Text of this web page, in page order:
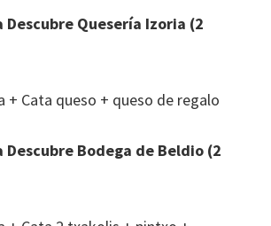
Descubre Quesería Izoria (2
+ Cata queso + queso de regalo
Descubre Bodega de Beldio (2